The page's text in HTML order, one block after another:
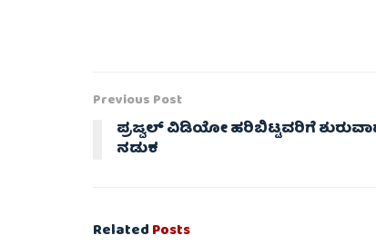
Previous Post
ಪ್ರಜ್ವಲ್ ವಿಡಿಯೋ ಹರಿಬಿಟ್ಟವರಿಗೆ
ನಡುಕ
RelatedPosts